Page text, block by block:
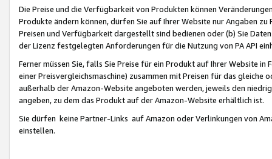
Die Preise und die Verfügbarkeit von Produkten können
Produkte ändern können, dürfen Sie auf Ihrer Website nur Angaben
Preisen und Verfügbarkeit dargestellt sind bedienen oder (b) Sie
der Lizenz festgelegten Anforderungen für die Nutzung von PA API
Ferner müssen Sie, falls Sie Preise für ein Produkt auf Ihrer Website
einer Preisvergleichsmaschine) zusammen mit Preisen für das
außerhalb der Amazon-Website angeboten werden, jeweils den
angeben, zu dem das Produkt auf der Amazon-Website erhältlich ist.
Sie dürfen keine Partner-Links auf Amazon oder Verlinkungen von
einstellen.